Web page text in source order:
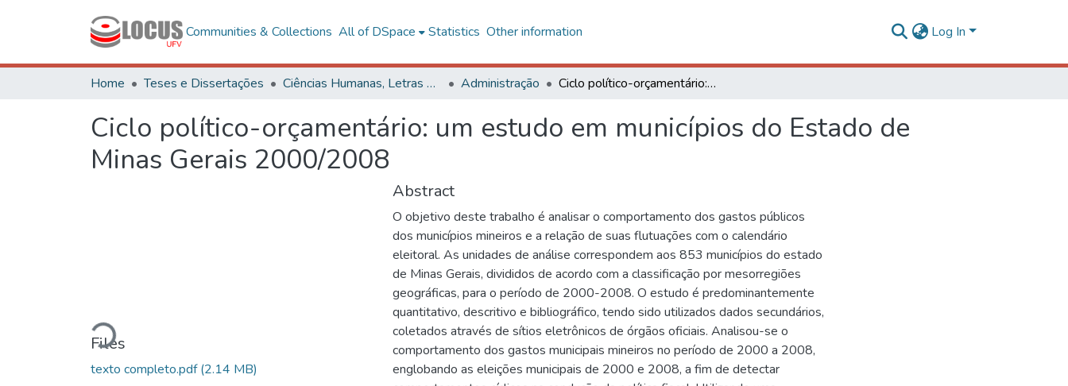
Communities & Collections All of DSpace Statistics Other information Log In
Home Teses e Dissertações Ciências Humanas, Letras e Artes Administração Ciclo político-orçamentário: um estudo em municípios do Estado de Minas Gerais 2000/2008
Ciclo político-orçamentário: um estudo em municípios do Estado de
Minas Gerais 2000/2008
Loading...
Files
texto completo.pdf(2.14 MB)
Abstract
O objetivo deste trabalho é analisar o comportamento dos gastos públicos
dos municípios mineiros e a relação de suas flutuações com o calendário
eleitoral. As unidades de análise correspondem aos 853 municípios do estado
de Minas Gerais, divididos de acordo com a classificação por mesorregiões
geográficas, para o período de 2000-2008. O estudo é predominantemente
quantitativo, descritivo e bibliográfico, tendo sido utilizados dados secundários,
coletados através de sítios eletrônicos de órgãos oficiais. Analisou-se o
comportamento dos gastos municipais mineiros no período de 2000 a 2008,
englobando as eleições municipais de 2000 e 2008, a fim de detectar